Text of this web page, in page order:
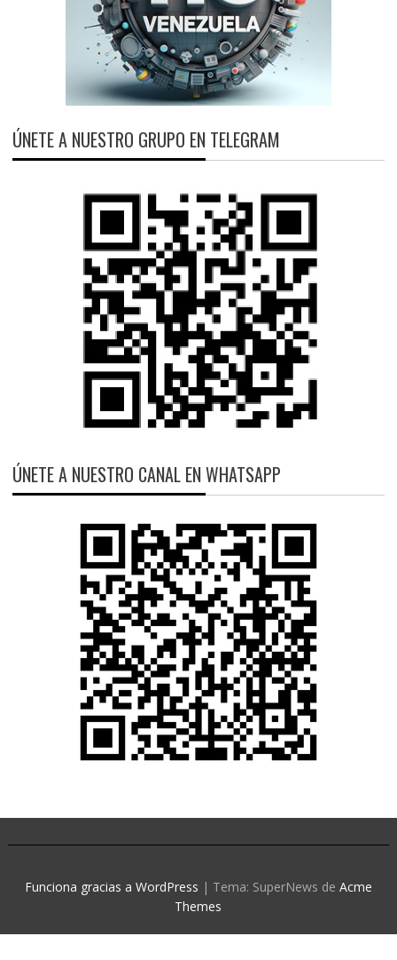
ÚNETE A NUESTRO GRUPO EN TELEGRAM
ÚNETE A NUESTRO CANAL EN WHATSAPP
Funciona gracias a WordPress | Tema: SuperNews de Acme
Themes